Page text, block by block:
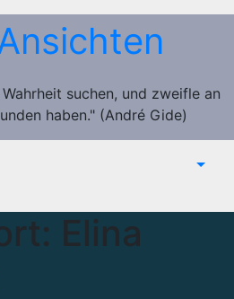
suchen, und zweifle an
haben." (André Gide)
Elina